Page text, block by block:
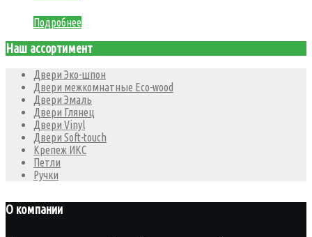
Подробнее
Наш ассортимент
Двери Эко-шпон
Двери межкомнатные Eco-wood
Двери Эмаль
Двери Глянец
Двери Vinyl
Двери Soft-touch
Крепеж ИКС
Петли
Ручки
О компании